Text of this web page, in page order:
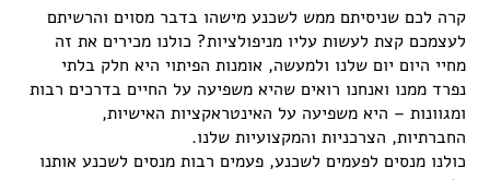
קרה לכם שניסיתם ממש לשכנע מישהו בדבר מסוים והרשיתם
לעצמכם קצת לעשות עליו מניפולציות? כולנו מכירים את זה
מחיי היום יום שלנו ולמעשה, אומנות הפיתוי היא חלק בלתי
נפרד ממנו ואנחנו רואים שהיא משפיעה על החיים בדרכים רבות
ומגוונות – היא משפיעה על האינטראקציות האישיות,
החברתיות, הצרכניות והמקצועיות שלנו.
כולנו מנסים לפעמים לשכנע, פעמים רבות מנסים לשכנע אותנו